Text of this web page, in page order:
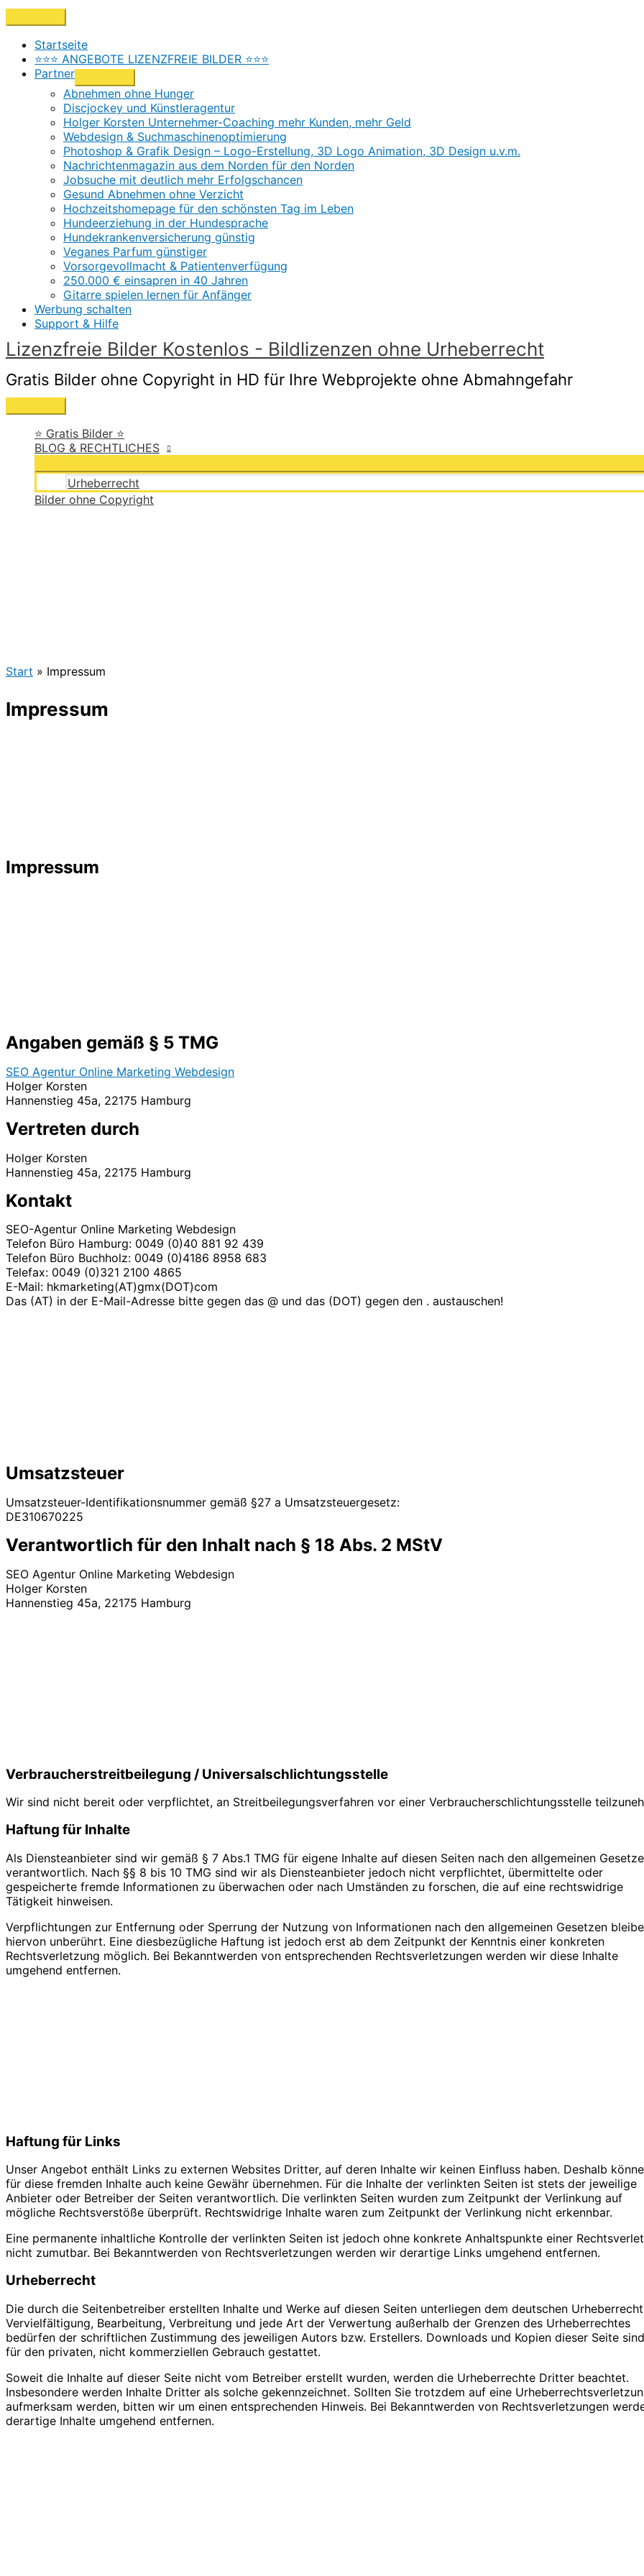
Zum
Inhalt
springen
Above
Header
Startseite
⭐⭐⭐ ANGEBOTE LIZENZFREIE BILDER ⭐⭐⭐
Partner
Abnehmen ohne Hunger
Discjockey und Künstleragentur
Holger Korsten Unternehmer-Coaching mehr Kunden, mehr Geld
Webdesign & Suchmaschinenoptimierung
Photoshop & Grafik Design – Logo-Erstellung, 3D Logo Animation, 3D Design u.v.m.
Nachrichtenmagazin aus dem Norden für den Norden
Jobsuche mit deutlich mehr Erfolgschancen
Gesund Abnehmen ohne Verzicht
Hochzeitshomepage für den schönsten Tag im Leben
Hundeerziehung in der Hundesprache
Hundekrankenversicherung günstig
Veganes Parfum günstiger
Vorsorgevollmacht & Patientenverfügung
250.000 € einsapren in 40 Jahren
Gitarre spielen lernen für Anfänger
Werbung schalten
Support & Hilfe
Lizenzfreie Bilder Kostenlos - Bildlizenzen ohne Urheberrecht
Gratis Bilder ohne Copyright in HD für Ihre Webprojekte ohne Abmahngefahr
Hauptmenü
⭐ Gratis Bilder ⭐
BLOG & RECHTLICHES
Urheberrecht
Bilder ohne Copyright
Start Impressum
Impressum
Impressum
Angaben gemäß § 5 TMG
SEO Agentur Online Marketing Webdesign
Holger Korsten
Hannenstieg 45a, 22175 Hamburg
Vertreten durch
Holger Korsten
Hannenstieg 45a, 22175 Hamburg
Kontakt
SEO-Agentur Online Marketing Webdesign
Telefon Büro Hamburg: 0049 (0)40 881 92 439
Telefon Büro Buchholz: 0049 (0)4186 8958 683
Telefax: 0049 (0)321 2100 4865
E-Mail: hkmarketing(AT)gmx(DOT)com
Das (AT) in der E-Mail-Adresse bitte gegen das @ und das (DOT) gegen den . austauschen!
Umsatzsteuer
Umsatzsteuer-Identifikationsnummer gemäß §27 a Umsatzsteuergesetz:
DE310670225
Verantwortlich für den Inhalt nach § 18 Abs. 2 MStV
SEO Agentur Online Marketing Webdesign
Holger Korsten
Hannenstieg 45a, 22175 Hamburg
Verbraucher­streit­beilegung / Universal­schlichtungs­stelle
Wir sind nicht bereit oder verpflichtet, an Streitbeilegungsverfahren vor einer Verbraucherschlichtungsstelle
Haftung für Inhalte
Als Diensteanbieter sind wir gemäß § 7 Abs.1 TMG für eigene Inhalte auf diesen Seiten nach den allgemeinen
verantwortlich. Nach §§ 8 bis 10 TMG sind wir als Diensteanbieter jedoch nicht verpflichtet, übermittelte oder
gespeicherte fremde Informationen zu überwachen oder nach Umständen zu forschen, die auf eine rechtswidrige
Tätigkeit hinweisen.
Verpflichtungen zur Entfernung oder Sperrung der Nutzung von Informationen nach den allgemeinen Gesetzen
hiervon unberührt. Eine diesbezügliche Haftung ist jedoch erst ab dem Zeitpunkt der Kenntnis einer konkreten
Rechtsverletzung möglich. Bei Bekanntwerden von entsprechenden Rechtsverletzungen werden wir diese Inhalte
umgehend entfernen.
Haftung für Links
Unser Angebot enthält Links zu externen Websites Dritter, auf deren Inhalte wir keinen Einfluss haben. Deshalb
für diese fremden Inhalte auch keine Gewähr übernehmen. Für die Inhalte der verlinkten Seiten ist stets der jeweilige
Anbieter oder Betreiber der Seiten verantwortlich. Die verlinkten Seiten wurden zum Zeitpunkt der Verlinkung auf
mögliche Rechtsverstöße überprüft. Rechtswidrige Inhalte waren zum Zeitpunkt der Verlinkung nicht erkennbar.
Eine permanente inhaltliche Kontrolle der verlinkten Seiten ist jedoch ohne konkrete Anhaltspunkte einer
nicht zumutbar. Bei Bekanntwerden von Rechtsverletzungen werden wir derartige Links umgehend entfernen.
Urheberrecht
Die durch die Seitenbetreiber erstellten Inhalte und Werke auf diesen Seiten unterliegen dem deutschen
Vervielfältigung, Bearbeitung, Verbreitung und jede Art der Verwertung außerhalb der Grenzen des Urheberrechtes
bedürfen der schriftlichen Zustimmung des jeweiligen Autors bzw. Erstellers. Downloads und Kopien dieser Seite
für den privaten, nicht kommerziellen Gebrauch gestattet.
Soweit die Inhalte auf dieser Seite nicht vom Betreiber erstellt wurden, werden die Urheberrechte Dritter beachtet.
Insbesondere werden Inhalte Dritter als solche gekennzeichnet. Sollten Sie trotzdem auf eine
aufmerksam werden, bitten wir um einen entsprechenden Hinweis. Bei Bekanntwerden von Rechtsverletzungen
derartige Inhalte umgehend entfernen.